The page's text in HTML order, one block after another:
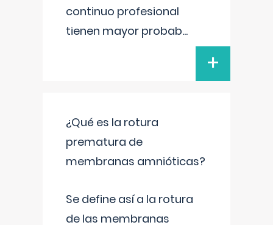
continuo profesional
tienen mayor probab...
+
¿Qué es la rotura
prematura de
membranas amnióticas?
Se define así a la rotura
de las membranas